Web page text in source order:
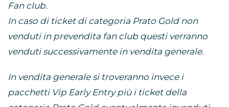
Fan club.
In caso di ticket di categoria Prato Gold non
venduti in prevendita fan club questi verranno
venduti successivamente in vendita generale.
In vendita generale si troveranno invece i
pacchetti Vip Early Entry più i ticket della